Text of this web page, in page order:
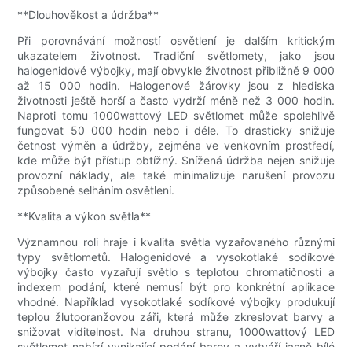
**Dlouhověkost a údržba**
Při porovnávání možností osvětlení je dalším kritickým
ukazatelem životnost. Tradiční světlomety, jako jsou
halogenidové výbojky, mají obvykle životnost přibližně 9 000
až 15 000 hodin. Halogenové žárovky jsou z hlediska
životnosti ještě horší a často vydrží méně než 3 000 hodin.
Naproti tomu 1000wattový LED světlomet může spolehlivě
fungovat 50 000 hodin nebo i déle. To drasticky snižuje
četnost výměn a údržby, zejména ve venkovním prostředí,
kde může být přístup obtížný. Snížená údržba nejen snižuje
provozní náklady, ale také minimalizuje narušení provozu
způsobené selháním osvětlení.
**Kvalita a výkon světla**
Významnou roli hraje i kvalita světla vyzařovaného různými
typy světlometů. Halogenidové a vysokotlaké sodíkové
výbojky často vyzařují světlo s teplotou chromatičnosti a
indexem podání, které nemusí být pro konkrétní aplikace
vhodné. Například vysokotlaké sodíkové výbojky produkují
teplou žlutooranžovou záři, která může zkreslovat barvy a
snižovat viditelnost. Na druhou stranu, 1000wattový LED